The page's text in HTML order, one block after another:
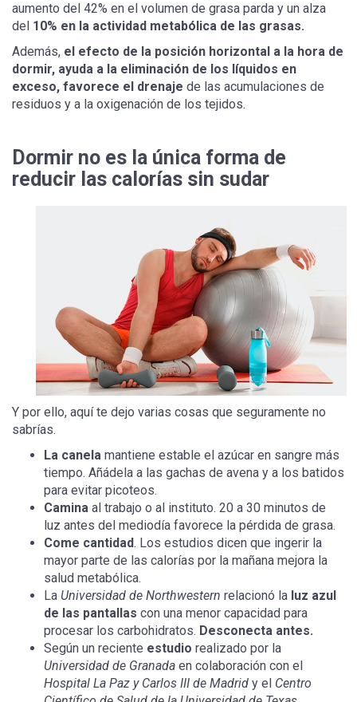
aumento del 42% en el volumen de grasa parda y un alza
del 10% en la actividad metabólica de las grasas.
Además, el efecto de la posición horizontal a la hora de
dormir, ayuda a la eliminación de los líquidos en
exceso, favorece el drenaje de las acumulaciones de
residuos y a la oxigenación de los tejidos.
Dormir no es la única forma de
reducir las calorías sin sudar
Y por ello, aquí te dejo varias cosas que seguramente no
sabrías.
La canela mantiene estable el azúcar en sangre más
tiempo. Añádela a las gachas de avena y a los batidos
para evitar picoteos.
Camina al trabajo o al instituto. 20 a 30 minutos de
luz antes del mediodía favorece la pérdida de grasa.
Come cantidad. Los estudios dicen que ingerir la
mayor parte de las calorías por la mañana mejora la
salud metabólica.
La Universidad de Northwestern relacionó la luz azul
de las pantallas con una menor capacidad para
procesar los carbohidratos. Desconecta antes.
Según un reciente estudio realizado por la
Universidad de Granada en colaboración con el
Hospital La Paz y Carlos III de Madrid y el Centro